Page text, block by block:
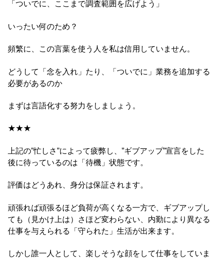
「ついでに、ここまで調査範囲を広げよう」
いったい何のため？
頻繁に、この言葉を使う人を私は信用していません。
どうして「念を入れ」たり、「ついでに」業務を追加する
必要があるのか
まずは言語化する努力をしましょう。
★★★
上記の”忙しさ”によって疲弊し、”ギブアップ”宣言をした
後に待っているのは「待機」状態です。
評価はどうあれ、身分は保証されます。
頑張れば頑張るほど負荷が高くなる一方で、ギブアップし
ても（見かけ上は）さほど変わらない、内勤により異なる
仕事を与えられる「守られた」生活が出来ます。
しかし誰一人として、楽しそうな顔をして仕事をしていま